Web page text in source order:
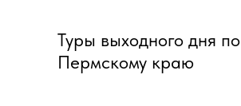
Туры выходного дня по
Пермскому краю